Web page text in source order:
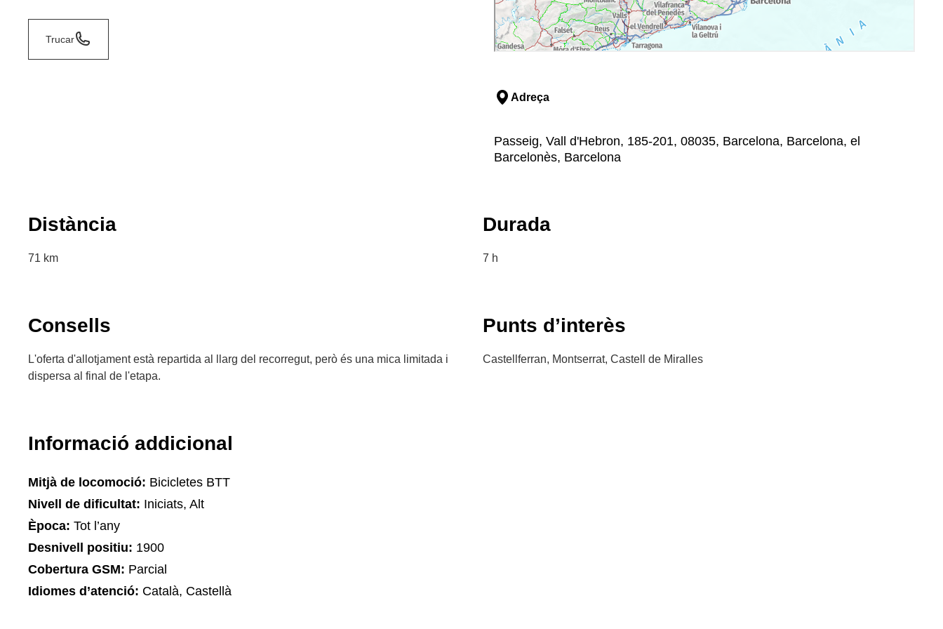
Trucar
Adreça
Passeig, Vall d'Hebron, 185-201, 08035, Barcelona, Barcelona, el
Barcelonès, Barcelona
Distància
71 km
Durada
7 h
Consells
L'oferta d'allotjament està repartida al llarg del recorregut, però és una mica limitada i
dispersa al final de l'etapa.
Punts d’interès
Castellferran, Montserrat, Castell de Miralles
Informació addicional
Mitjà de locomoció: Bicicletes BTT
Nivell de dificultat: Iniciats, Alt
Època: Tot l’any
Desnivell positiu: 1900
Cobertura GSM: Parcial
Idiomes d’atenció: Català, Castellà